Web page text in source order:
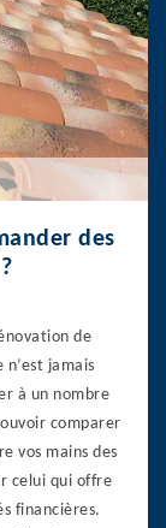
des
de
jamais
à un nombre
comparer
vos mains des
celui qui offre
financières.